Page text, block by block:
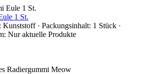
1 St.
· Packungsinhalt: 1 Stück ·
Nur aktuelle Produkte